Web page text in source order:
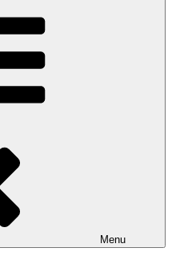
Menu